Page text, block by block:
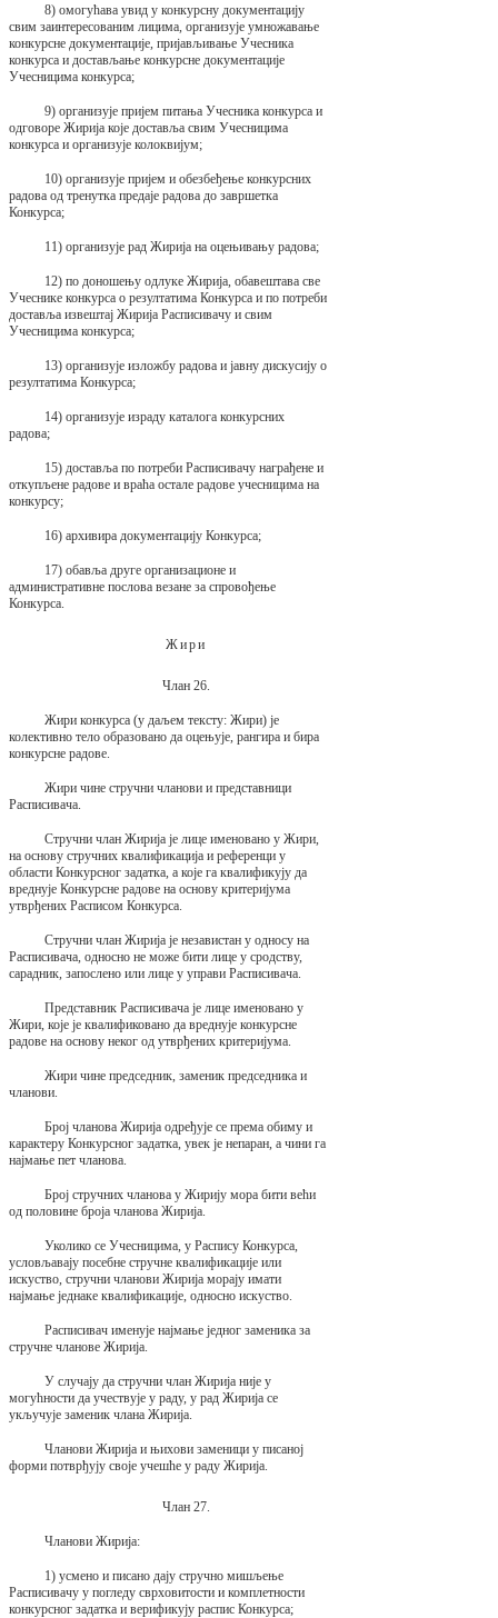
8) омогућава увид у конкурсну документацију
свим заинтересованим лицима, организује умножавање
конкурсне документације, пријављивање Учесника
конкурса и достављање конкурсне документације
Учесницима конкурса;
9) организује пријем питања Учесника конкурса и
одговоре Жирија које доставља свим Учесницима
конкурса и организује колоквијум;
10) организује пријем и обезбеђење конкурсних
радова од тренутка предаје радова до завршетка
Конкурса;
11) организује рад Жирија на оцењивању радова;
12) по доношењу одлуке Жирија, обавештава све
Учеснике конкурса о резултатима Конкурса и по потреби
доставља извештај Жирија Расписивачу и свим
Учесницима конкурса;
13) организује изложбу радова и јавну дискусију о
резултатима Конкурса;
14) организује израду каталога конкурсних
радова;
15) доставља по потреби Расписивачу награђене и
откупљене радове и враћа остале радове учесницима на
конкурсу;
16) архивира документацију Конкурса;
17) обавља друге организационе и
административне послова везане за спровођење
Конкурса.
Жири
Члан 26.
Жири конкурса (у даљем тексту: Жири) је
колективно тело образовано да оцењује, рангира и бира
конкурсне радове.
Жири чине стручни чланови и представници
Расписивача.
Стручни члан Жирија је лице именовано у Жири,
на основу стручних квалификација и референци у
области Конкурсног задатка, а које га квалификују да
вреднује Конкурсне радове на основу критеријума
утврђених Расписом Конкурса.
Стручни члан Жирија је независтан у односу на
Расписивача, односно не може бити лице у сродству,
сарадник, запослено или лице у управи Расписивача.
Представник Расписивача је лице именовано у
Жири, које је квалификовано да вреднује конкурсне
радове на основу неког од утврђених критеријума.
Жири чине председник, заменик председника и
чланови.
Број чланова Жирија одређује се према обиму и
карактеру Конкурсног задатка, увек је непаран, а чини га
најмање пет чланова.
Број стручних чланова у Жирију мора бити већи
од половине броја чланова Жирија.
Уколико се Учесницима, у Распису Конкурса,
условљавају посебне стручне квалификације или
искуство, стручни чланови Жирија морају имати
најмање једнаке квалификације, односно искуство.
Расписивач именује најмање једног заменика за
стручне чланове Жирија.
У случају да стручни члан Жирија није у
могућности да учествује у раду, у рад Жирија се
укључује заменик члана Жирија.
Чланови Жирија и њихови заменици у писаној
форми потврђују своје учешће у раду Жирија.
Члан 27.
Чланови Жирија:
1) усмено и писано дају стручно мишљење
Расписивачу у погледу сврховитости и комплетности
конкурсног задатка и верификују распис Конкурса;